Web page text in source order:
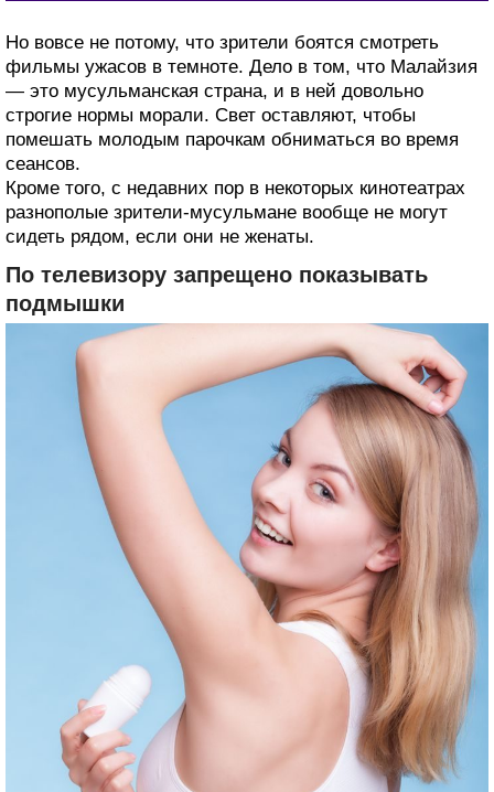
Но вовсе не потому, что зрители боятся смотреть
фильмы ужасов в темноте. Дело в том, что Малайзия
— это мусульманская страна, и в ней довольно
строгие нормы морали. Свет оставляют, чтобы
помешать молодым парочкам обниматься во время
сеансов.
Кроме того, с недавних пор в некоторых кинотеатрах
разнополые зрители-мусульмане вообще не могут
сидеть рядом, если они не женаты.
По телевизору запрещено показывать
подмышки